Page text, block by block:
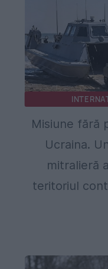
Misiune fără
Ucraina.
mitralieră
teritoriul